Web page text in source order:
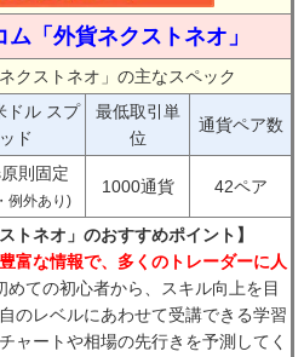
「外貨ネクストネオ」
クストネオ」の主なスペック
ドル スプ
ド
最低取引単
位
通貨ペア数
則固定
例外あり)
1000通貨 42ペア
トネオ」のおすすめポイント】
富な情報で、多くのトレーダーに人
めての初心者から、スキル向上を目
のレベルにあわせて受講できる学習
ャートや相場の先行きを予測してく